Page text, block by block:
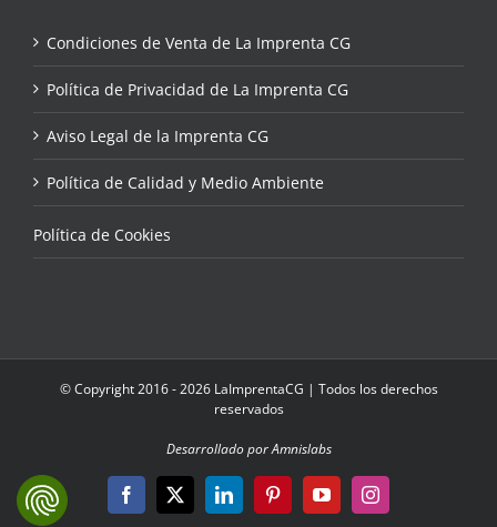
Condiciones de Venta de La Imprenta CG
Política de Privacidad de La Imprenta CG
Aviso Legal de la Imprenta CG
Política de Calidad y Medio Ambiente
Política de Cookies
© Copyright 2016 - 2026 LaImprentaCG | Todos los derechos
reservados
Desarrollado por Amnislabs
Facebook
X LinkedInPinterestYouTubeInstagram